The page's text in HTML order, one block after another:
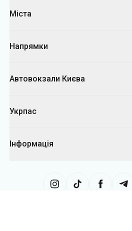
Міста
Напрямки
Автовокзали Києва
Укрпас
Інформація